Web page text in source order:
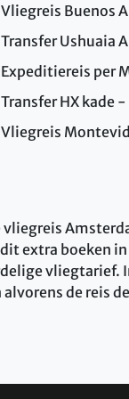
Vliegreis Buenos
Transfer Ushuaia
Expeditiereis per
Transfer HX kade
Vliegreis
vliegreis
extra boeken
vliegtarief.
de reis